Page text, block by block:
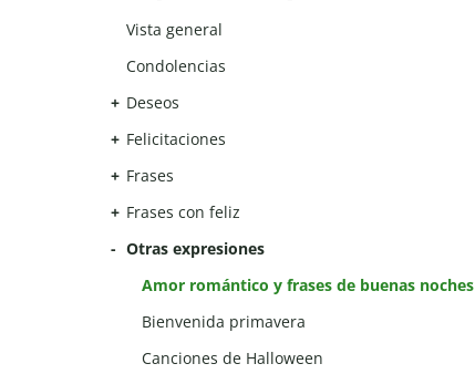
Vista general
Condolencias
Deseos
Felicitaciones
Frases
Frases con feliz
Otras expresiones
Amor romántico y frases de buenas noches
Bienvenida primavera
Canciones de Halloween